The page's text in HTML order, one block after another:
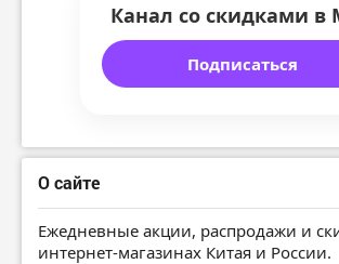
Канал со скидками в
Подписаться
О сайте
Ежедневные акции, распродажи и
интернет-магазинах Китая и России.